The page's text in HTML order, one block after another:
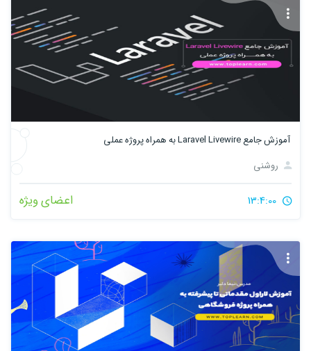
آموزش جامع Laravel Livewire به همراه پروژه عملی
روشنی
اعضای ویژه